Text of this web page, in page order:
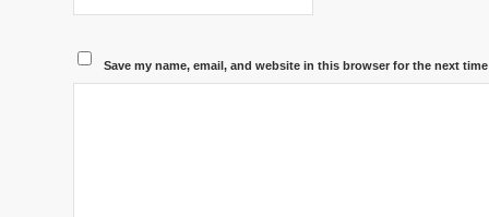
Save my name, email, and website in this browser for the next